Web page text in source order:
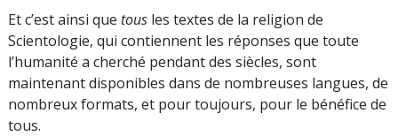
Et c’est ainsi que tous les textes de la religion de
Scientologie, qui contiennent les réponses que toute
l’humanité a cherché pendant des siècles, sont
maintenant disponibles dans de nombreuses langues, de
nombreux formats, et pour toujours, pour le bénéfice de
tous.